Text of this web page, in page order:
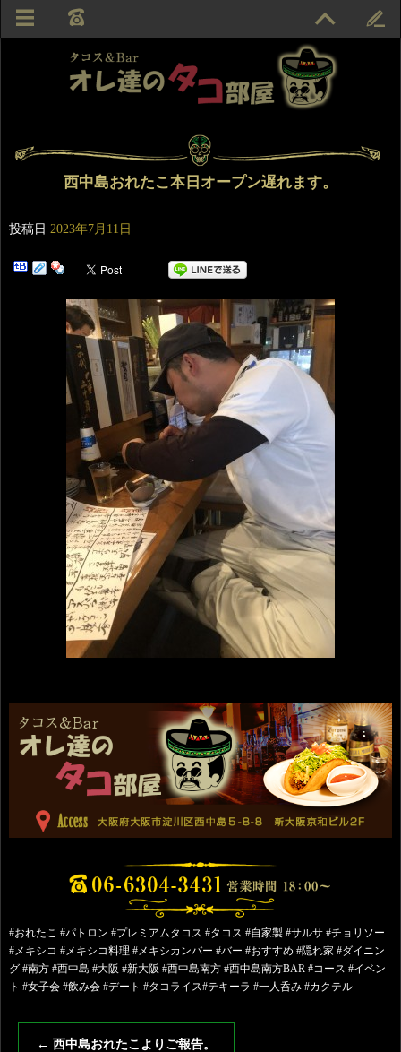
西中島おれたこ本日オープン遅れます。
投稿日 2023年7月11日
#おれたこ #パトロン #プレミアムタコス #タコス #自家製 #サルサ #チョリソー
#メキシコ #メキシコ料理 #メキシカンバー #バー #おすすめ #隠れ家 #ダイニン
グ #南方 #西中島 #大阪 #新大阪 #西中島南方 #西中島南方BAR #コース #イベン
ト #女子会 #飲み会 #デート #タコライス#テキーラ #一人呑み #カクテル
← 西中島おれたこよりご報告。